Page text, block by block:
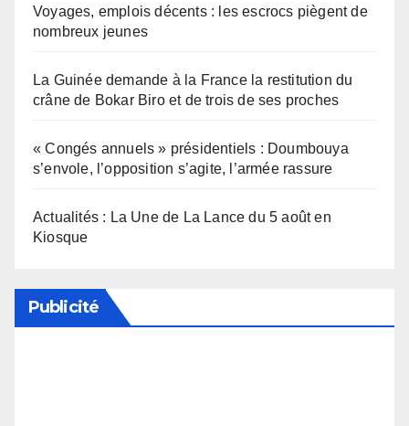
Voyages, emplois décents : les escrocs piègent de
nombreux jeunes
La Guinée demande à la France la restitution du
crâne de Bokar Biro et de trois de ses proches
« Congés annuels » présidentiels : Doumbouya
s’envole, l’opposition s’agite, l’armée rassure
Actualités : La Une de La Lance du 5 août en
Kiosque
Publicité